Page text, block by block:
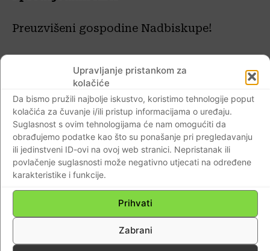
Upravljanje pristankom za
kolačiće
Da bismo pružili najbolje iskustvo, koristimo tehnologije poput
kolačića za čuvanje i/ili pristup informacijama o uređaju.
Suglasnost s ovim tehnologijama će nam omogućiti da
obrađujemo podatke kao što su ponašanje pri pregledavanju
ili jedinstveni ID-ovi na ovoj web stranici. Nepristanak ili
povlačenje suglasnosti može negativno utjecati na određene
karakteristike i funkcije.
Prihvati
Zabrani
Preuzvišeni gospodine Nadbiskupe!
redovitom plenarnom zasjedanju Hrvatske
biskupske konferencije, 18. listopada 2022.
u Zagrebu, izabrani zapredsjednika HBK
Primite iskrene čestitke kako moje osobne
tako i cijele Subotičke biskupije.
Neka Vam Isus Krist, Veliki svećenik i Dobri
pastir, udijeli obilje milosti i darova Duha
Svetoga za novu povjerenu Vam službu.
Uz izraze osobitog poštovanja u